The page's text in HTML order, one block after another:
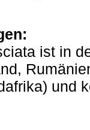
ist in
und